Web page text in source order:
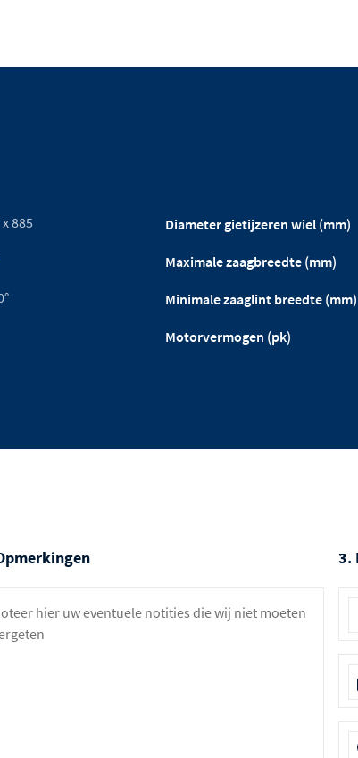
885 Diameter gietijzeren wiel (mm)
Maximale zaagbreedte (mm)
Minimale zaaglint breedte (mm)
Motorvermogen (pk)
3.